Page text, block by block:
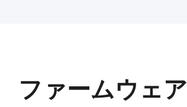
ファームウェア